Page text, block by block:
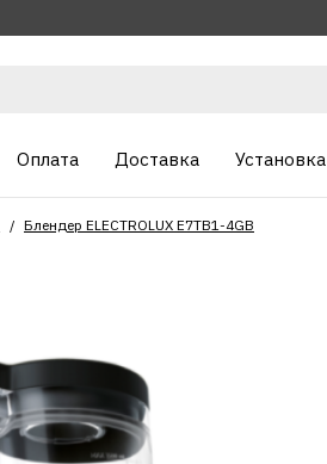
Оплата Доставка Установка
Блендер ELECTROLUX E7TB1-4GB